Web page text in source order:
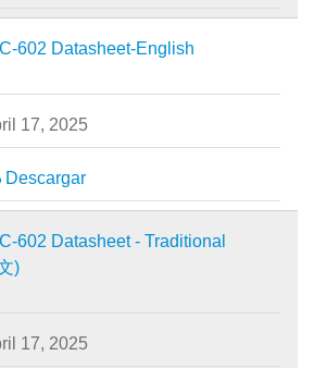
602 Datasheet-English
17, 2025
Descargar
602 Datasheet - Traditional
)
17, 2025